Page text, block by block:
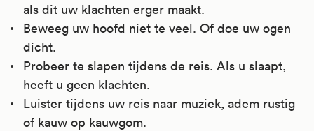
als dit uw klachten erger maakt.
Beweeg uw hoofd niet te veel. Of doe uw ogen
dicht.
Probeer te slapen tijdens de reis. Als u slaapt,
heeft u geen klachten.
Luister tijdens uw reis naar muziek, adem rustig
of kauw op kauwgom.